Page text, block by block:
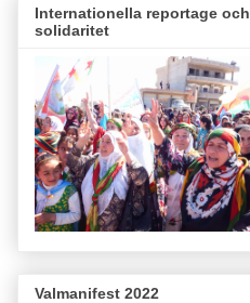
Internationella reportage och
solidaritet
Valmanifest 2022